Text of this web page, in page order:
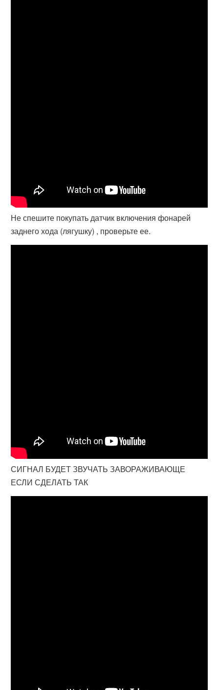
Не спешите покупать датчик включения фонарей
заднего хода (лягушку) , проверьте ее.
СИГНАЛ БУДЕТ ЗВУЧАТЬ ЗАВОРАЖИВАЮЩЕ
ЕСЛИ СДЕЛАТЬ ТАК